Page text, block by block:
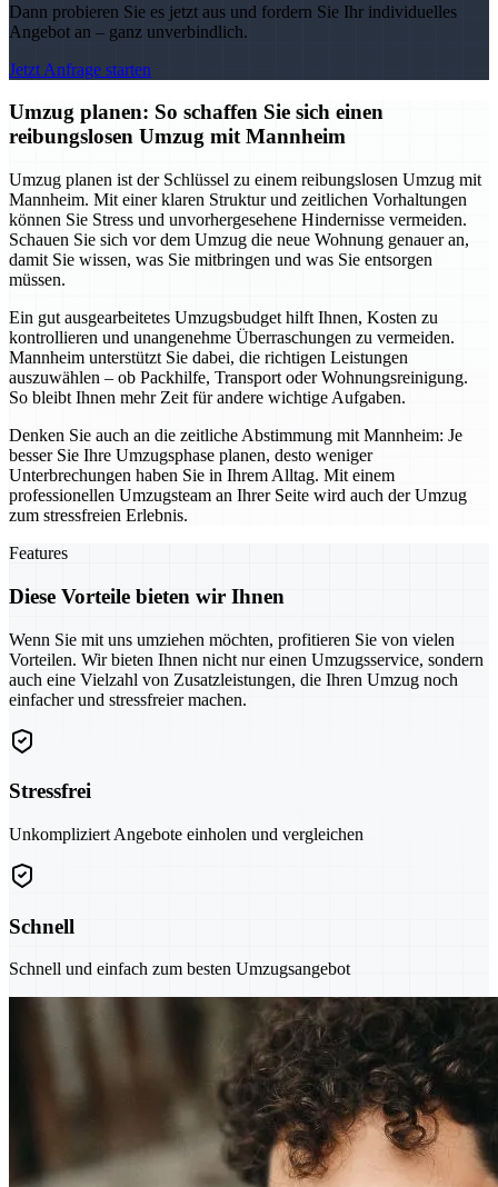
Dann probieren Sie es jetzt aus und fordern Sie Ihr individuelles
Angebot an – ganz unverbindlich.
Jetzt Anfrage starten
Umzug planen: So schaffen Sie sich einen
reibungslosen Umzug mit Mannheim
Umzug planen ist der Schlüssel zu einem reibungslosen Umzug mit
Mannheim. Mit einer klaren Struktur und zeitlichen Vorhaltungen
können Sie Stress und unvorhergesehene Hindernisse vermeiden.
Schauen Sie sich vor dem Umzug die neue Wohnung genauer an,
damit Sie wissen, was Sie mitbringen und was Sie entsorgen
müssen.
Ein gut ausgearbeitetes Umzugsbudget hilft Ihnen, Kosten zu
kontrollieren und unangenehme Überraschungen zu vermeiden.
Mannheim unterstützt Sie dabei, die richtigen Leistungen
auszuwählen – ob Packhilfe, Transport oder Wohnungsreinigung.
So bleibt Ihnen mehr Zeit für andere wichtige Aufgaben.
Denken Sie auch an die zeitliche Abstimmung mit Mannheim: Je
besser Sie Ihre Umzugsphase planen, desto weniger
Unterbrechungen haben Sie in Ihrem Alltag. Mit einem
professionellen Umzugsteam an Ihrer Seite wird auch der Umzug
zum stressfreien Erlebnis.
Features
Diese Vorteile bieten wir Ihnen
Wenn Sie mit uns umziehen möchten, profitieren Sie von vielen
Vorteilen. Wir bieten Ihnen nicht nur einen Umzugsservice, sondern
auch eine Vielzahl von Zusatzleistungen, die Ihren Umzug noch
einfacher und stressfreier machen.
Stressfrei
Unkompliziert Angebote einholen und vergleichen
Schnell
Schnell und einfach zum besten Umzugsangebot